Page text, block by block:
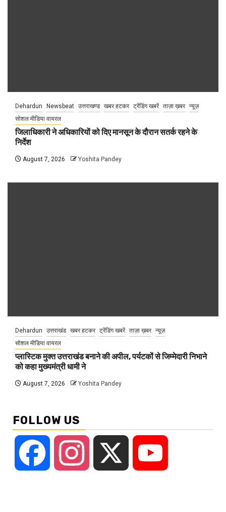
Dehardun Newsbeat उत्तराखण्ड खबर हटकर ट्रेंडिंग खबरें ताज़ा ख़बर न्यूज़
सोशल मीडिया वायरल
जिलाधिकारी ने अधिकारियों को दिए मानसून के दौरान सतर्क रहने के
निर्देश
August 7, 2026 Yoshita Pandey
Dehardun उत्तराखंड खबर हटकर ट्रेंडिंग खबरें ताज़ा ख़बर न्यूज़
सोशल मीडिया वायरल
प्लास्टिक मुक्त उत्तराखंड बनाने की अपील, पर्यटकों से जिम्मेदारी निभाने
को कहा मुख्यमंत्री धामी ने
August 7, 2026 Yoshita Pandey
FOLLOW US
Facebook Instagram